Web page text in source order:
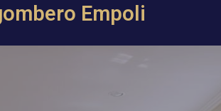
Empoli